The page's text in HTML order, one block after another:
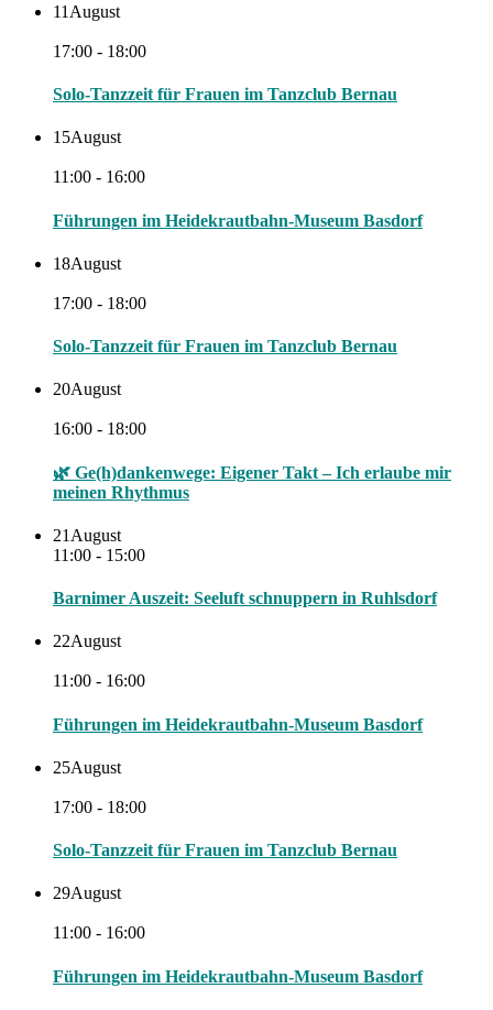
11 August
17:00 - 18:00
Solo-Tanzzeit für Frauen im Tanzclub Bernau
15August
11:00 - 16:00
Führungen im Heidekrautbahn-Museum Basdorf
18August
17:00 - 18:00
Solo-Tanzzeit für Frauen im Tanzclub Bernau
20August
16:00 - 18:00
🌿 Ge(h)dankenwege: Eigener Takt – Ich erlaube mir
meinen Rhythmus
21 August
11:00 - 15:00
Barnimer Auszeit: Seeluft schnuppern in Ruhlsdorf
22August
11:00 - 16:00
Führungen im Heidekrautbahn-Museum Basdorf
25August
17:00 - 18:00
Solo-Tanzzeit für Frauen im Tanzclub Bernau
29August
11:00 - 16:00
Führungen im Heidekrautbahn-Museum Basdorf